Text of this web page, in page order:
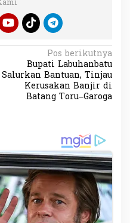
Pos berikutnya
Bupati Labuhanbatu
Salurkan Bantuan, Tinjau
Kerusakan Banjir di
Batang Toru–Garoga